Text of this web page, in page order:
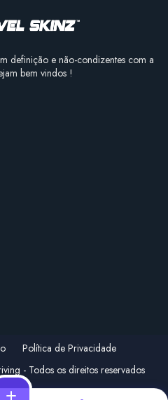
definição e não-condizentes com a
bem vindos !
Política de Privacidade
- Todos os direitos reservados
add